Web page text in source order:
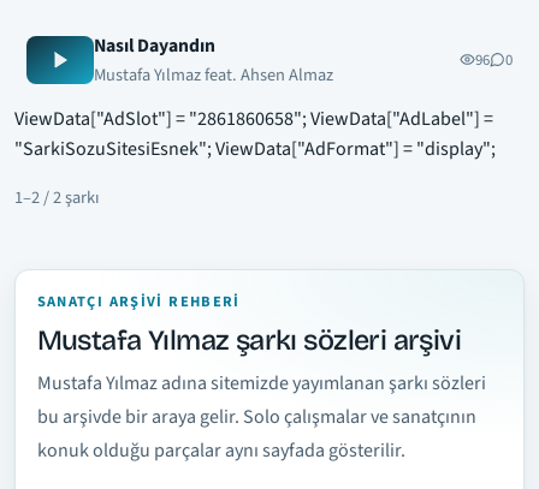
Nasıl Dayandın
Mustafa Yılmaz feat. Ahsen Almaz
96 0
ViewData["AdSlot"] = "2861860658"; ViewData["AdLabel"] =
"SarkiSozuSitesiEsnek"; ViewData["AdFormat"] = "display";
1–2 / 2 şarkı
SANATÇI ARŞIVI REHBERI
Mustafa Yılmaz şarkı sözleri arşivi
Mustafa Yılmaz adına sitemizde yayımlanan şarkı sözleri
bu arşivde bir araya gelir. Solo çalışmalar ve sanatçının
konuk olduğu parçalar aynı sayfada gösterilir.